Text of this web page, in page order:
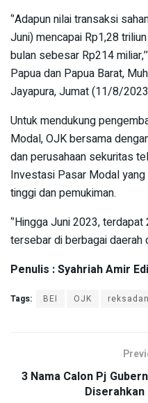
‘’Adapun nilai transaksi
Juni) mencapai Rp1,28
bulan sebesar Rp214
Papua dan Papua Barat,
Jayapura, Jumat (11/8/
Untuk mendukung
Modal, OJK bersama
dan perusahaan sekuritas
Investasi Pasar Modal
tinggi dan pemukiman.
‘’Hingga Juni 2023,
tersebar di berbagai daerah
Penulis : Syahriah Amir
Tags: BEI OJK
3 Nama Calon Pj